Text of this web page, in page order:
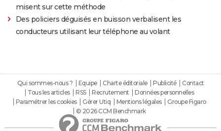
misent sur cette méthode
Des policiers déguisés en buisson verbalisent les
conducteurs utilisant leur téléphone au volant
Qui sommes-nous ? Equipe Charte éditoriale Publicité
Contact
Tous les articles
RSS Recrutement
Données personnelles
Paramétrer les cookies
Gérer Utiq Mentions légales
Groupe Figaro
© 2026 CCM Benchmark